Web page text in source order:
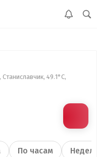
49.1°С,
По часам